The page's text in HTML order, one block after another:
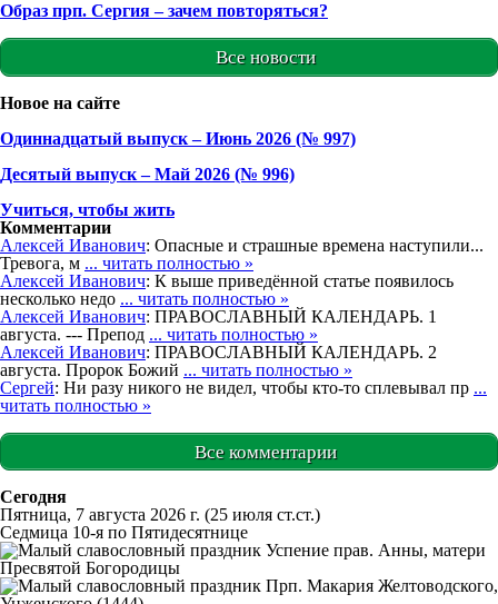
Образ прп. Сергия – зачем повторяться?
Все новости
Новое на сайте
Одиннадцатый выпуск – Июнь 2026 (№ 997)
Деcятый выпуск – Май 2026 (№ 996)
Учиться, чтобы жить
Комментарии
Алексей Иванович: Опасные и страшные времена наступили...
Тревога, м ... читать полностью »
Алексей Иванович: К выше приведённой статье появилось
несколько недо ... читать полностью »
Алексей Иванович: ПРАВОСЛАВНЫЙ КАЛЕНДАРЬ. 1
августа. --- Препод ... читать полностью »
Алексей Иванович: ПРАВОСЛАВНЫЙ КАЛЕНДАРЬ. 2
августа. Пророк Божий ... читать полностью »
Сергей: Ни разу никого не видел, чтобы кто-то сплевывал пр ...
читать полностью »
Все комментарии
Сегодня
Пятница, 7 августа 2026 г. (25 июля ст.ст.)
Седмица 10-я по Пятидесятнице
Успение прав. Анны, матери
Пресвятой Богородицы
Прп. Макария Желтоводского,